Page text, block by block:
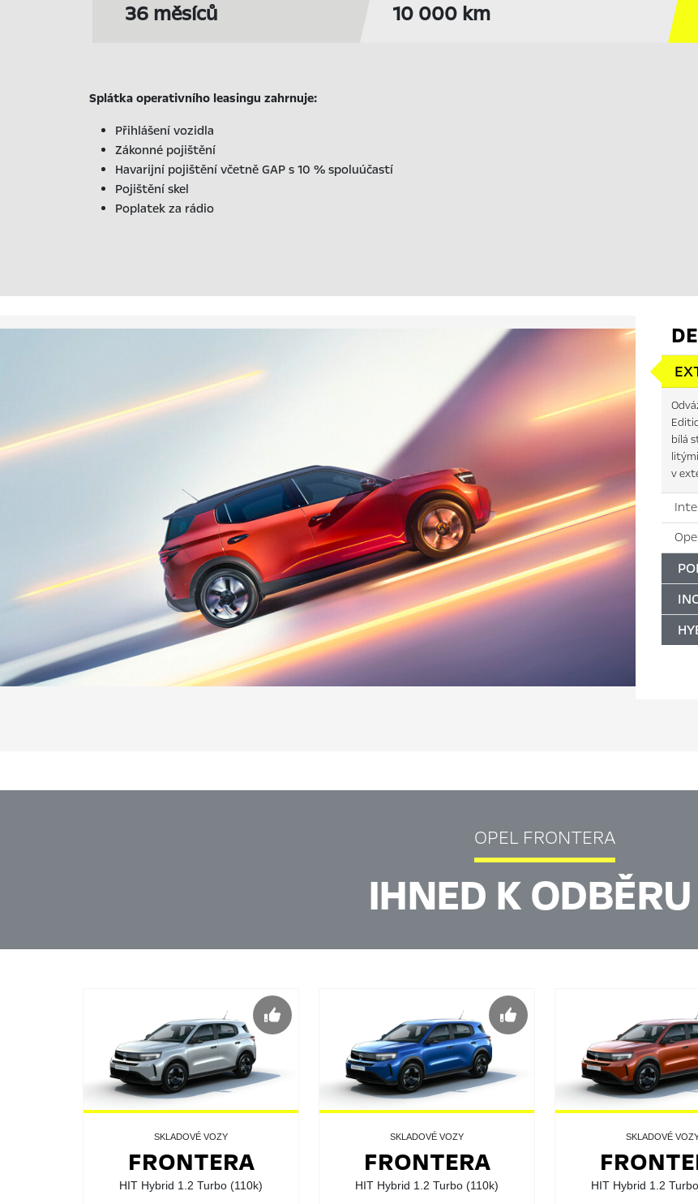
36 měsíců 10 000 km
Splátka operativního leasingu zahrnuje:
Přihlášení vozidla
Zákonné pojištění
Havarijní pojištění včetně GAP s 10 % spoluúčastí
Pojištění skel
Poplatek za rádio
bílá
v
OPEL FRONTERA
IHNED K ODBĚRU
SKLADOVÉ VOZY
FRONTERA
HIT Hybrid 1.2 Turbo (110k)
SKLADOVÉ VOZY
FRONTERA
HIT Hybrid 1.2 Turbo (110k)
SKLADOVÉ
HIT Hybrid 1.2